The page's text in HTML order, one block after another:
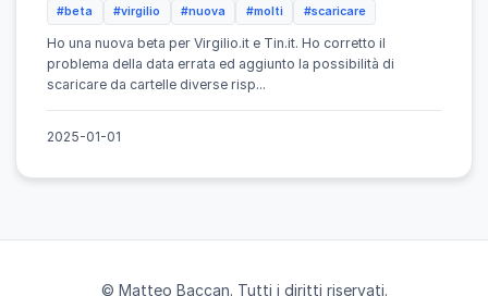
#beta #virgilio #nuova #molti #scaricare
Ho una nuova beta per Virgilio.it e Tin.it. Ho corretto il
problema della data errata ed aggiunto la possibilità di
scaricare da cartelle diverse risp...
2025-01-01
© Matteo Baccan. Tutti i diritti riservati.